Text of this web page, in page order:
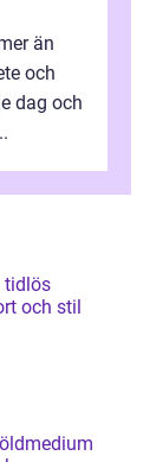
än
och
dag och
tidlös
och stil